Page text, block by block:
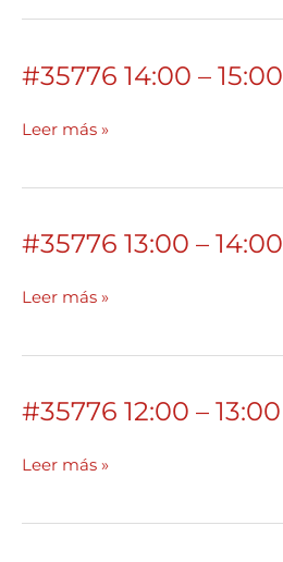
#35776 14:00 – 15:00
#35776
–Leer más »
#35776 13:00 – 14:00
#35776
–Leer más »
#35776 12:00 – 13:00
#35776
–Leer más »